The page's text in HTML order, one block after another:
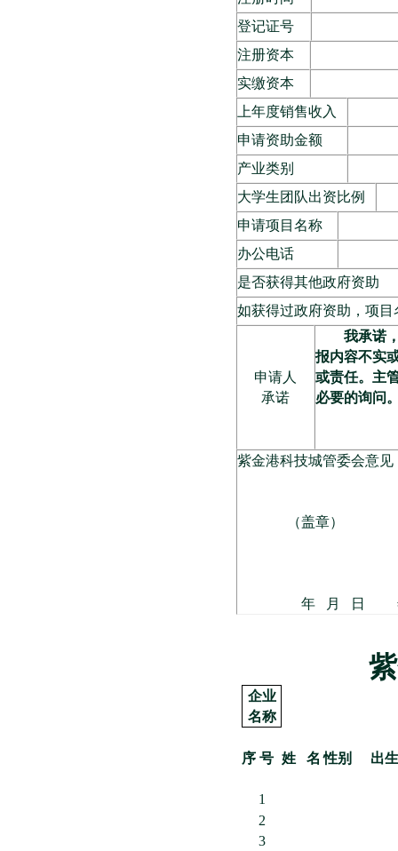
登记证号
注册资本
实缴资本
上年度销售收入
申请资助金额
产业类别
大学生团队出资比例
申请项目名称
办公电话
是否获得其他政府资助
如获得过政府资助，项目
申请人
承诺
我承诺
报内容不实
或责任。主
必要的询问
紫金港科技城管委会意见
（盖章）
年 月 日
企业
名称
序 号 姓 名 性别 出
1
2
3